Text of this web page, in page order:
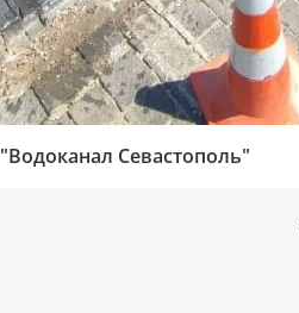
Севастополь"